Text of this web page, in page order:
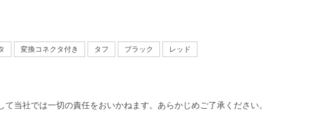
変換コネクタ付き タフ ブラック レッド
当社では一切の責任をおいかねます。あらかじめご了承ください。